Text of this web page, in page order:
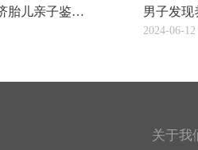
徐汇区宝宝乐教育活动中心（武汉同济胎儿亲子鉴定智“汇”育儿看过来，上海徐汇“宝宝屋”预约上线“汇治理”）
2024-06-
关于我